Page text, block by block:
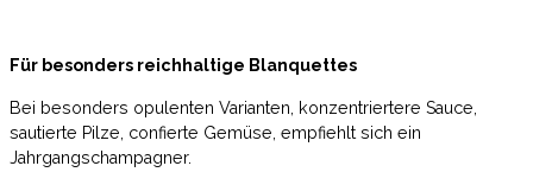
Für besonders reichhaltige Blanquettes
Bei besonders opulenten Varianten, konzentriertere Sauce,
sautierte Pilze, confierte Gemüse, empfiehlt sich ein
Jahrgangschampagner.